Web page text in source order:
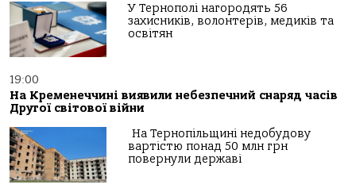
У Тернополі нагородять 56
захисників, волонтерів, медиків та
освітян
19:00
На Кременеччині виявили небезпечний снаряд часів
Другої світової війни
На Тернопільщині недобудову
вартістю понад 50 млн грн
повернули державі